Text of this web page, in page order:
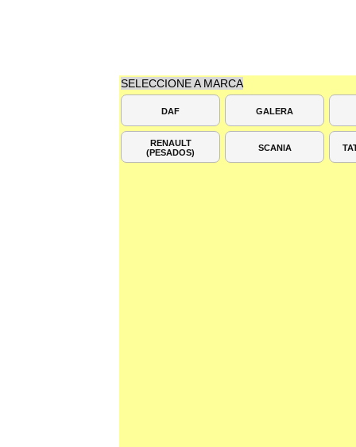
SELECCIONE A MARCA
DAF GALERA
RENAULT
(PESADOS)
SCANIA